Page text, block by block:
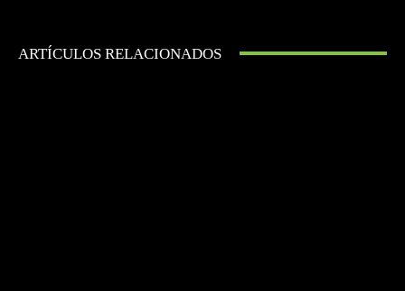
ARTÍCULOS RELACIONADOS